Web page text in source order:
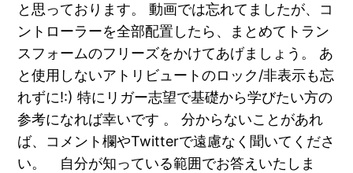
と思っております。 動画では忘れてましたが、コ
ントローラーを全部配置したら、まとめてトラン
スフォームのフリーズをかけてあげましょう。 あ
と使用しないアトリビュートのロック/非表示も忘
れずに!:) 特にリガー志望で基礎から学びたい方の
参考になれば幸いです 。 分からないことがあれ
ば、コメント欄やTwitterで遠慮なく聞いてくださ
い。 自分が知っている範囲でお答えいたしま